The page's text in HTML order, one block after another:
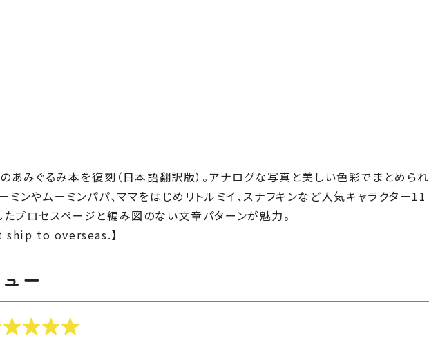
あみぐるみ本を復刻（日本語翻訳版）。アナログな写真と美しい色彩でまとめられ
ミンやムーミンパパ、ママをはじめリトルミイ、スナフキンなど人気キャラクター11
プロセスページと編み図のない文章パターンが魅力。
to overseas.】
ー